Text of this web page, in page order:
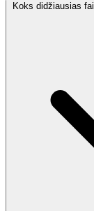
Koks didžiausias